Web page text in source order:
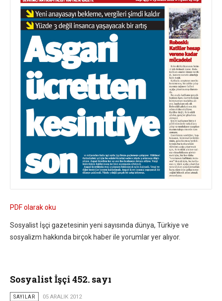
PDF olarak oku
Sosyalist İşçi gazetesinin yeni sayısında dünya, Türkiye ve
sosyalizm hakkında birçok haber ile yorumlar yer alıyor.
Sosyalist İşçi 452. sayı
SAYILAR 05 ARALIK 2012